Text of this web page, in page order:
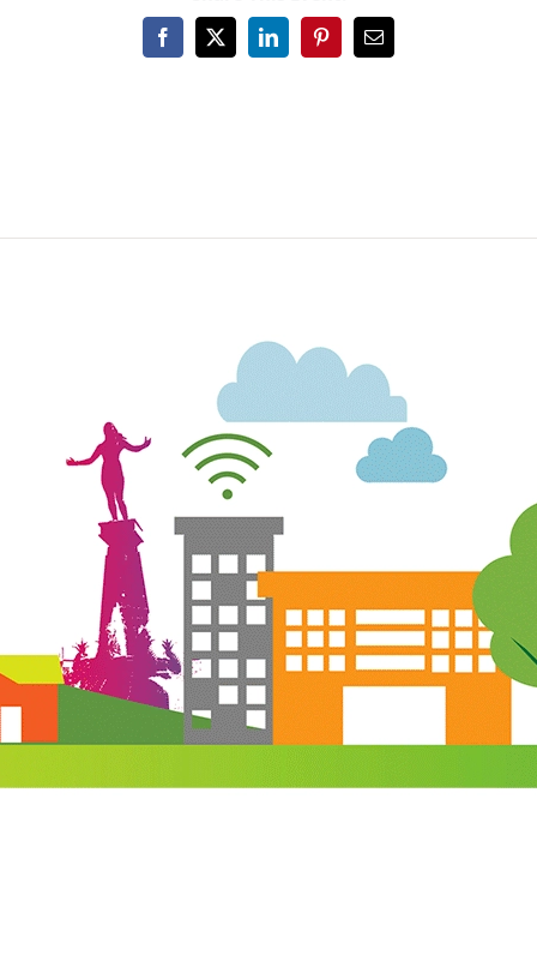
Facebook
X LinkedInPinterestEmail